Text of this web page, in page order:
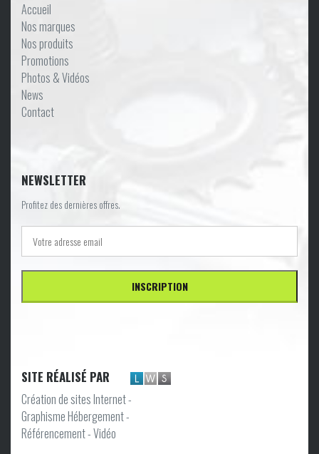
Accueil
Nos marques
Nos produits
Promotions
Photos & Vidéos
News
Contact
NEWSLETTER
Profitez des dernières offres.
SITE RÉALISÉ PAR
Création de sites Internet -
Graphisme Hébergement -
Référencement - Vidéo